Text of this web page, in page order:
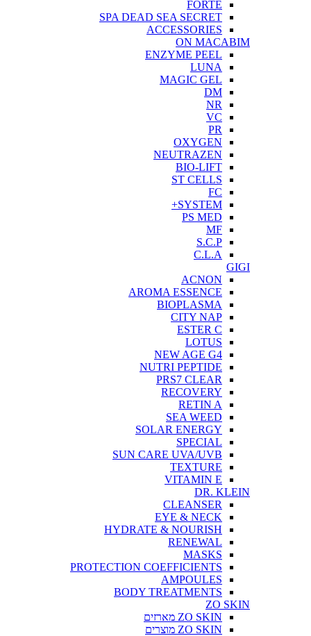
FORTE
SPA DEAD SEA SECRET
ACCESSORIES
ON MACABIM
ENZYME PEEL
LUNA
MAGIC GEL
DM
NR
VC
PR
OXYGEN
NEUTRAZEN
BIO-LIFT
ST CELLS
FC
SYSTEM+
PS MED
MF
S.C.P
C.L.A
GIGI
ACNON
AROMA ESSENCE
BIOPLASMA
CITY NAP
ESTER C
LOTUS
NEW AGE G4
NUTRI PEPTIDE
PRS7 CLEAR
RECOVERY
RETIN A
SEA WEED
SOLAR ENERGY
SPECIAL
SUN CARE UVA/UVB
TEXTURE
VITAMIN E
DR. KLEIN
CLEANSER
EYE & NECK
HYDRATE & NOURISH
RENEWAL
MASKS
PROTECTION COEFFICIENTS
AMPOULES
BODY TREATMENTS
ZO SKIN
ZO SKIN מארזים
ZO SKIN מוצרים